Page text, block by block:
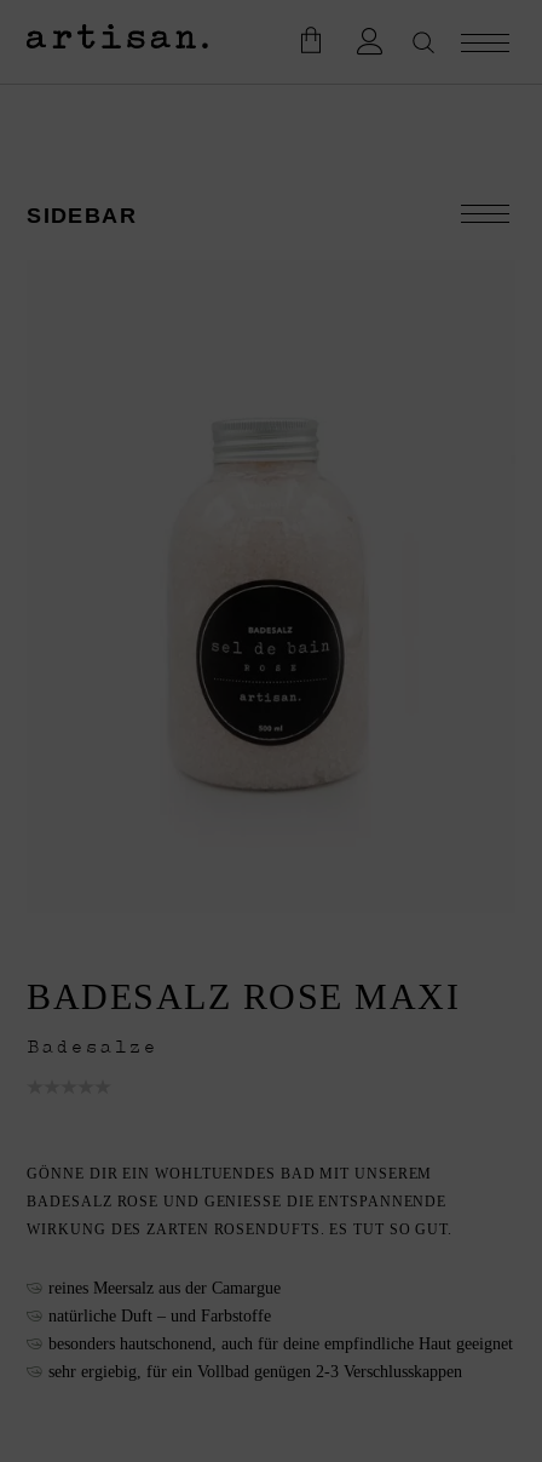
SIDEBAR
BADESALZ ROSE MAXI
Badesalze
GÖNNE DIR EIN WOHLTUENDES BAD MIT UNSEREM
BADESALZ ROSE UND GENIESSE DIE ENTSPANNENDE W
IRKUNG DES ZARTEN ROSENDUFTS. ES TUT SO GUT.
reines Meersalz aus der Camargue
natürliche Duft – und Farbstoffe
besonders hautschonend, auch für deine empfindliche Haut geeignet
sehr ergiebig, für ein Vollbad genügen 2-3 Verschlusskappen